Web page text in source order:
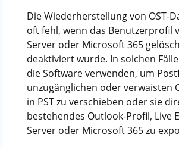
Die Wiederherstellung von OST-
oft fehl, wenn das Benutzerprofil
Server oder Microsoft 365
deaktiviert wurde. In solchen
die Software verwenden, um
unzugänglichen oder verwaisten
in PST zu verschieben oder sie
bestehendes Outlook-Profil, Live
Server oder Microsoft 365 zu